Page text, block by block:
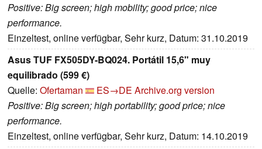
Positive: Big screen; high mobility; good price; nice
performance.
Einzeltest, online verfügbar, Sehr kurz, Datum: 31.10.2019
Asus TUF FX505DY-BQ024. Portátil 15,6" muy
equilibrado (599 €)
Quelle: Ofertaman ES→DE Archive.org version
Positive: Big screen; high portability; good price; nice
performance.
Einzeltest, online verfügbar, Sehr kurz, Datum: 14.10.2019